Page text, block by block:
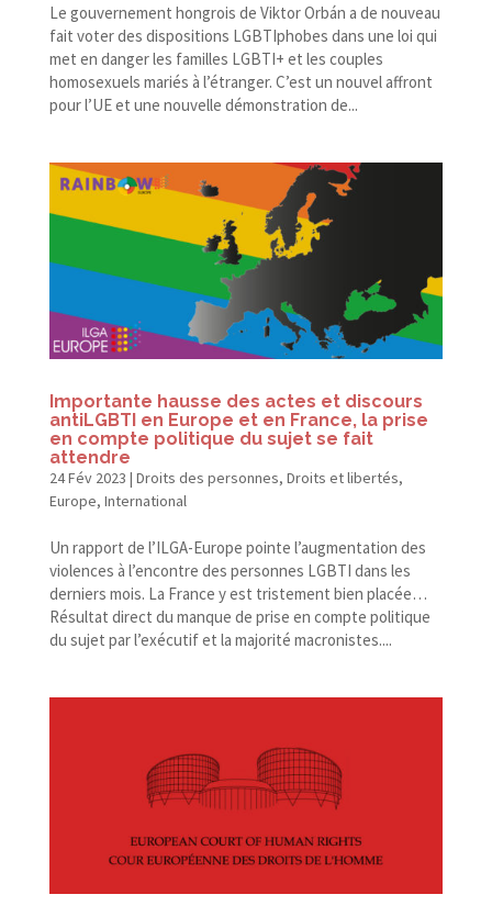
Le gouvernement hongrois de Viktor Orbán a de nouveau
fait voter des dispositions LGBTIphobes dans une loi qui
met en danger les familles LGBTI+ et les couples
homosexuels mariés à l’étranger. C’est un nouvel affront
pour l’UE et une nouvelle démonstration de...
Importante hausse des actes et discours
antiLGBTI en Europe et en France, la prise
en compte politique du sujet se fait
attendre
24 Fév 2023 | Droits des personnes, Droits et libertés,
Europe, International
Un rapport de l’ILGA-Europe pointe l’augmentation des
violences à l’encontre des personnes LGBTI dans les
derniers mois. La France y est tristement bien placée…
Résultat direct du manque de prise en compte politique
du sujet par l’exécutif et la majorité macronistes....